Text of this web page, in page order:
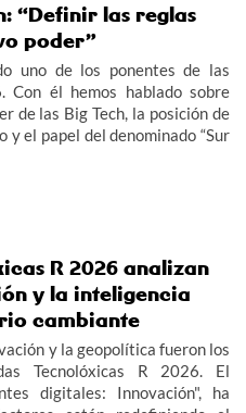
“Definir las reglas
poder”
uno de los ponentes de las
Con él hemos hablado sobre
de las Big Tech, la posición de
el papel del denominado “Sur
R 2026 analizan
y la inteligencia
cambiante
y la geopolítica fueron los
Tecnolóxicas R 2026. El
digitales: Innovación", ha